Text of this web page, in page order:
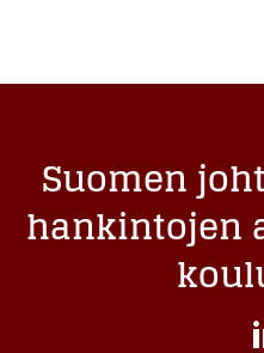
Suomen
hankintojen